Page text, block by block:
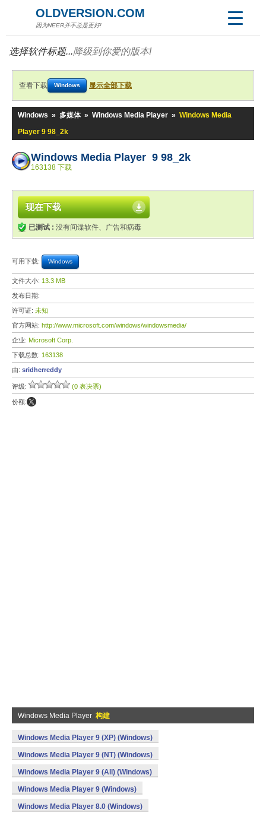
OLDVERSION.COM
因为NEER并不总是更好!
选择软件标题...降级到你爱的版本!
查看下载 Windows 显示全部下载
Windows » 多媒体 » Windows Media Player » Windows Media
Player 9 98_2k
Windows Media Player 9 98_2k
163138 下载
现在下载
已测试 : 没有间谍软件、广告和病毒
可用下载: Windows
文件大小: 13.3 MB
发布日期:
许可证: 未知
官方网站: http://www.microsoft.com/windows/windowsmedia/
企业: Microsoft Corp.
下载总数: 163138
由: sridherreddy
评级: (0 表决票)
份额:
Windows Media Player 构建
Windows Media Player 9 (XP) (Windows)
Windows Media Player 9 (NT) (Windows)
Windows Media Player 9 (All) (Windows)
Windows Media Player 9 (Windows)
Windows Media Player 8.0 (Windows)